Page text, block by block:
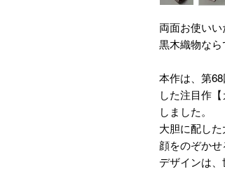
両面お使いい
黒木織物なら
本作は、第
した注目作
しました。
大胆に配し
顔をのぞか
デザインは、